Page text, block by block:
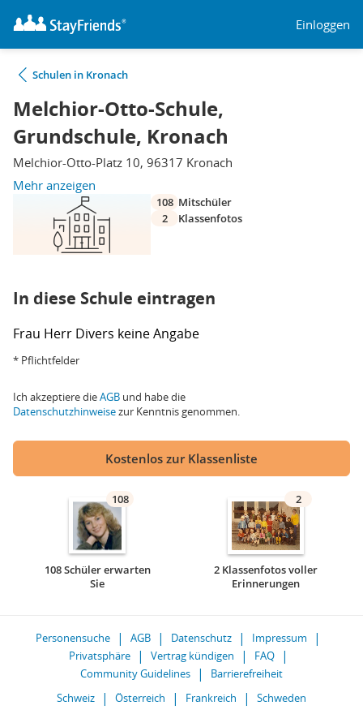
Einloggen
Schulen in Kronach
Melchior-Otto-Schule,
Grundschule, Kronach
Melchior-Otto-Platz 10, 96317 Kronach
Mehr anzeigen
108 Mitschüler
2
Klassenfotos
In diese Schule eintragen
Frau Herr Divers keine Angabe
* Pflichtfelder
Ich akzeptiere dieAGB und habe die
Datenschutzhinweisezur Kenntnis genommen.
Kostenlos zur Klassenliste
108
108 Schüler erwarten
Sie
2
2 Klassenfotos voller
Erinnerungen
Personensuche AGB Datenschutz
Impressum
Privatsphäre
Vertrag kündigen
FAQ
Community Guidelines
Barrierefreiheit
Schweiz
Österreich Frankreich Schweden